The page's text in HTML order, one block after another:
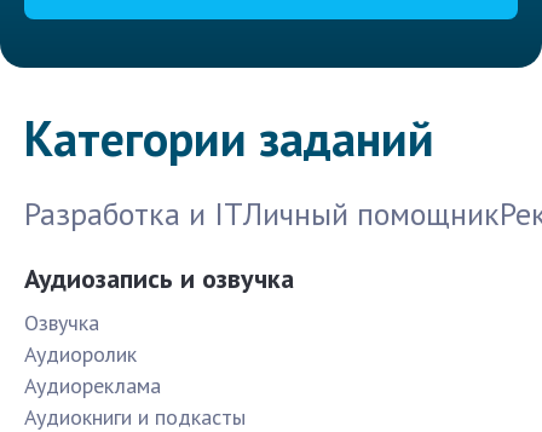
Категории заданий
Разработка и ITЛичный помощник
Аудиозапись и озвучка
Озвучка
Аудиоролик
Аудиореклама
Аудиокниги и подкасты